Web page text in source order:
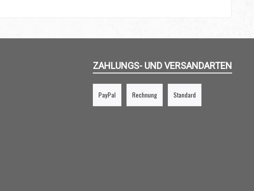
ZAHLUNGS- UND VERSANDARTEN
PayPal Rechnung Standard